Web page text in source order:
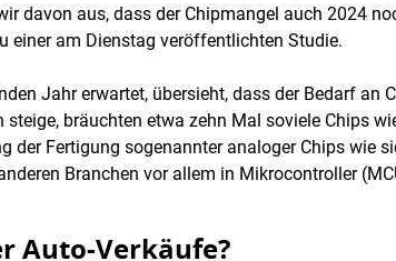
davon aus, dass der Chipmangel auch 2024
einer am Dienstag veröffentlichten Studie.
Jahr erwartet, übersieht, dass der Bedarf an
bräuchten etwa zehn Mal soviele Chips
der Fertigung sogenannter analoger Chips wie
Branchen vor allem in Mikrocontroller
Auto-Verkäufe?